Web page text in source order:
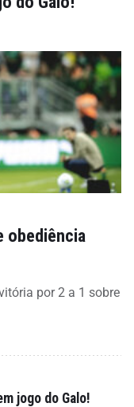
obediência
por 2 a 1 sobre
jogo do Galo!